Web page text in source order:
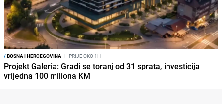
/BOSNA I HERCEGOVINA I PRIJE OKO 1H
Projekt Galeria: Gradi se toranj od 31 sprata, investicija
vrijedna 100 miliona KM